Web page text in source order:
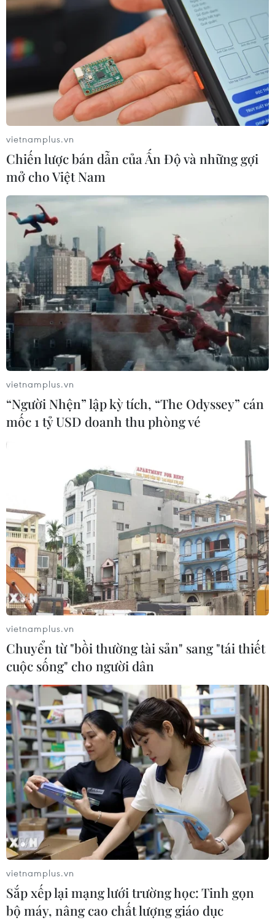
vietnamplus.vn
Chiến lược bán dẫn của Ấn Độ và những gợi
mở cho Việt Nam
vietnamplus.vn
“Người Nhện” lập kỳ tích, “The Odyssey” cán
mốc 1 tỷ USD doanh thu phòng vé
vietnamplus.vn
Chuyển từ "bồi thường tài sản" sang "tái thiết
cuộc sống" cho người dân
vietnamplus.vn
Sắp xếp lại mạng lưới trường học: Tinh gọn
bộ máy, nâng cao chất lượng giáo dục